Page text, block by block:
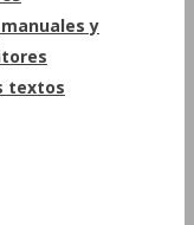
y
textos